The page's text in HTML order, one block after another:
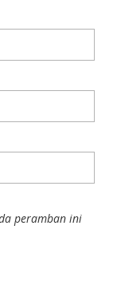
peramban ini